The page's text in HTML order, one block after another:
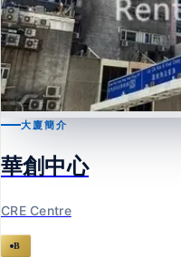
華創中心
CRE Centre
大廈簡介
華創中心
CRE Centre
B